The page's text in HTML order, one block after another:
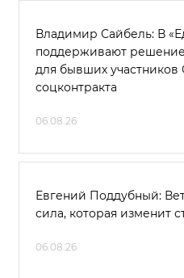
Владимир Сайбель: В
поддерживают
для бывших
соцконтракта
06.08.26
Евгений Поддубный:
сила, которая изменит
06.08.26